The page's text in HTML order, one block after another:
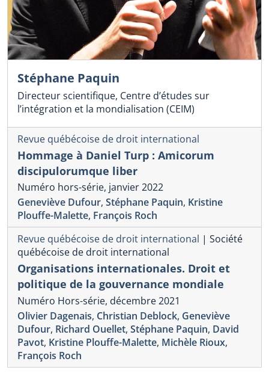
Stéphane Paquin
Directeur scientifique, Centre d’études sur
l’intégration et la mondialisation (CEIM)
Revue québécoise de droit international
Hommage à Daniel Turp : Amicorum
discipulorumque liber
Numéro hors-série, janvier 2022
Geneviève Dufour, Stéphane Paquin, Kristine
Plouffe-Malette, François Roch
Revue québécoise de droit international | Société
québécoise de droit international
Organisations internationales. Droit et
politique de la gouvernance mondiale
Numéro Hors-série, décembre 2021
Olivier Dagenais, Christian Deblock, Geneviève
Dufour, Richard Ouellet, Stéphane Paquin, David
Pavot, Kristine Plouffe-Malette, Michèle Rioux,
François Roch